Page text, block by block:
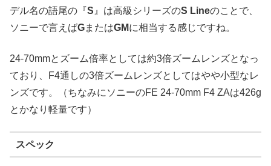
デル名の語尾の『S 』は高級シリーズのS Lineのことで、
ソニーで言えばGまたはGMに相当する感じですね。
24-70mmとズーム倍率としては約3倍ズームレンズとなっ
ており、F4通しの3倍ズームレンズとしてはやや小型なレ
ンズです。（ちなみにソニーのFE 24-70mm F4 ZAは426g
とかなり軽量です）
スペック